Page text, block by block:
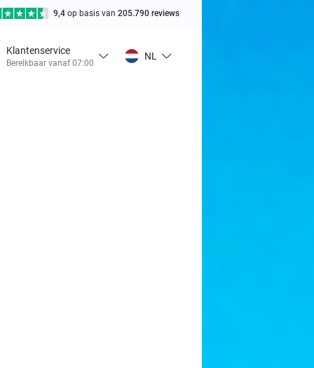
9,4 op basis van 205.790 reviews
Klantenservice
Bereikbaar vanaf 07:00
NL